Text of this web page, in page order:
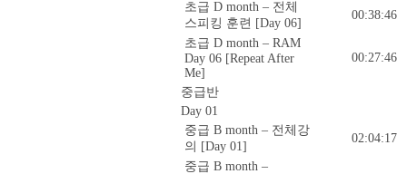
초급 D month – 전체
스피킹 훈련 [Day 06]
00:38:46
초급 D month – RAM
Day 06 [Repeat After
Me]
00:27:46
중급반
Day 01
중급 B month – 전체강
의 [Day 01]
02:04:17
중급 B month –